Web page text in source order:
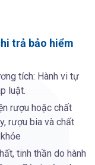
trả bảo hiểm
tích: Hành vi tự
luật.
rượu hoặc chất
rượu bia và chất
tinh thần do hành